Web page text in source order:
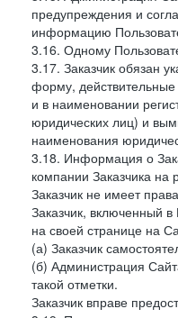
предупреждения и
информацию
3.16. Одному
3.17. Заказчик обязан
форму,
и в наименовании
юридических лиц) и
наименования
3.18. Информация о
компании Заказчика на
Заказчик не имеет
Заказчик, включенный
на своей странице на
(а) Заказчик
(б) Администрация
такой отметки.
Заказчик вправе